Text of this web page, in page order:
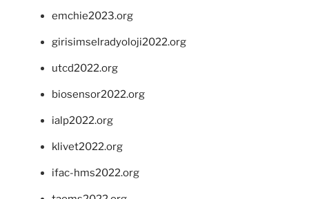
emchie2023.org
girisimselradyoloji2022.org
utcd2022.org
biosensor2022.org
ialp2022.org
klivet2022.org
ifac-hms2022.org